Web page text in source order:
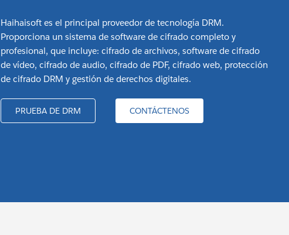
Haihaisoft es el principal proveedor de tecnología DRM.
Proporciona un sistema de software de cifrado completo y
profesional, que incluye: cifrado de archivos, software de cifrado
de vídeo, cifrado de audio, cifrado de PDF, cifrado web, protección
de cifrado DRM y gestión de derechos digitales.
PRUEBA DE DRM CONTÁCTENOS